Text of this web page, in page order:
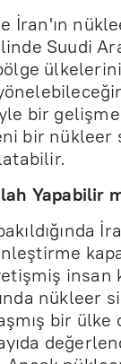
İran'ın
Suudi
bir gelişme
bir nükleer
Yapabilir
insan
nükleer
bir ülke